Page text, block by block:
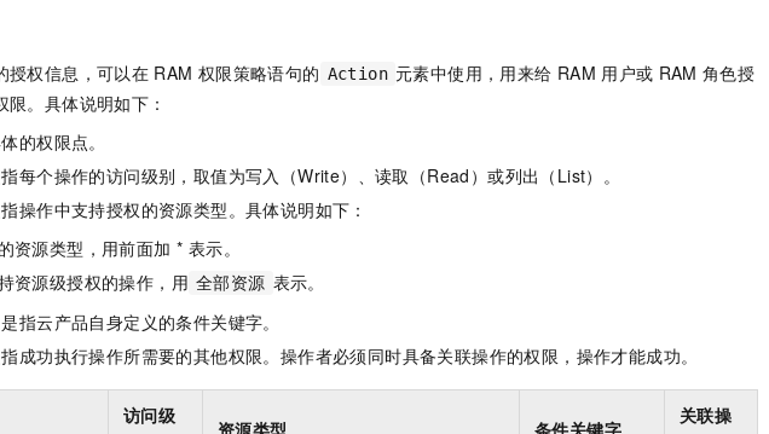
授权信息，可以在 RAM 权限策略语句的 Action 元素中使用，用来给 RAM 用户或 RAM 角色授
限。具体说明如下：
的权限点。
每个操作的访问级别，取值为写入（Write）、读取（Read）或列出（List）。
操作中支持授权的资源类型。具体说明如下：
资源类型，用前面加 * 表示。
资源级授权的操作，用 全部资源 表示。
指云产品自身定义的条件关键字。
成功执行操作所需要的其他权限。操作者必须同时具备关联操作的权限，操作才能成功。
访问级
关联操
AI 应用
依托云原生高可用架构,实现Dify私有化部署
在企业官网、通讯软件中为客户提供 AI 客服
10分钟微调：让0.6B模型媲美235B模型 多模态数据信息提取
APP 开发